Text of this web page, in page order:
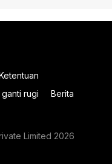
rugi
Berita
Limited 2026